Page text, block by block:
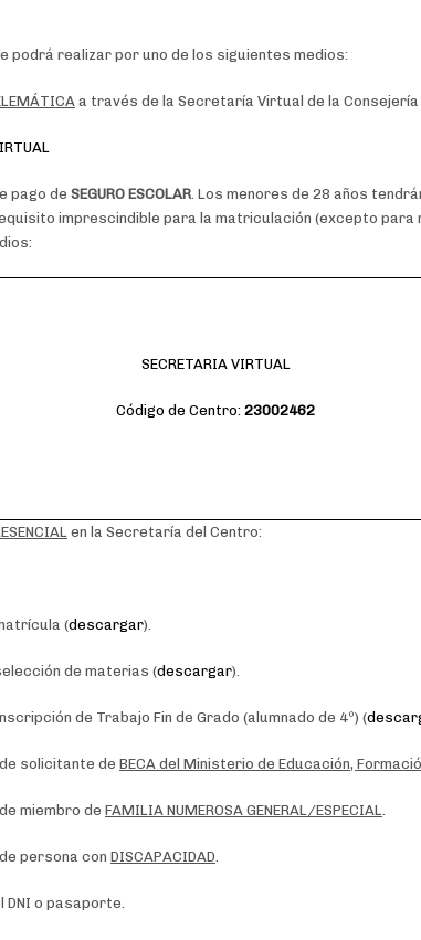
podrá realizar por uno de los siguientes medios:
a través de la Secretaría Virtual de la Consejería
pago de SEGURO ESCOLAR. Los menores de 28 años
imprescindible para la matriculación (excepto para
SECRETARIA VIRTUAL
Código de Centro: 23002462
en la Secretaría del Centro:
(descargar).
de materias (descargar).
de Trabajo Fin de Grado (alumnado de 4º) (
solicitante de BECA del Ministerio de Educación,
miembro de FAMILIA NUMEROSA GENERAL/ESPECIAL.
persona con DISCAPACIDAD.
DNI o pasaporte.